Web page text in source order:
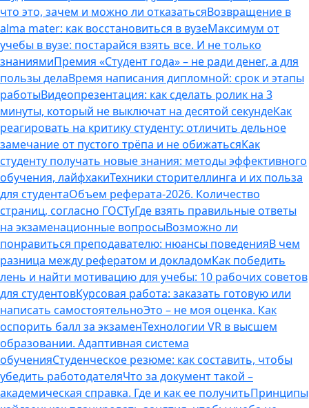
что это, зачем и можно ли отказатьсяВозвращение в
alma mater: как восстановиться в вузеМаксимум от
учебы в вузе: постарайся взять все. И не только
знаниямиПремия «Студент года» – не ради денег, а для
пользы делаВремя написания дипломной: срок и этапы
работыВидеопрезентация: как сделать ролик на 3
минуты, который не выключат на десятой секундеКак
реагировать на критику студенту: отличить дельное
замечание от пустого трёпа и не обижатьсяКак
студенту получать новые знания: методы эффективного
обучения, лайфхакиТехники сторителлинга и их польза
для студентаОбъем реферата-2026. Количество
страниц, согласно ГОСТуГде взять правильные ответы
на экзаменационные вопросыВозможно ли
понравиться преподавателю: нюансы поведенияВ чем
разница между рефератом и докладомКак победить
лень и найти мотивацию для учебы: 10 рабочих советов
для студентовКурсовая работа: заказать готовую или
написать самостоятельноЭто – не моя оценка. Как
оспорить балл за экзаменТехнологии VR в высшем
образовании. Адаптивная система
обученияСтуденческое резюме: как составить, чтобы
убедить работодателяЧто за документ такой –
академическая справка. Где и как ее получитьПринципы